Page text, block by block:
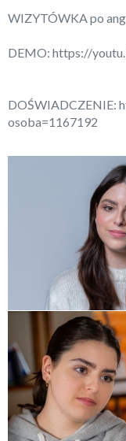
WIZYTÓWKA po
DEMO: https://
DOŚWIADCZENIE:
osoba=1167192